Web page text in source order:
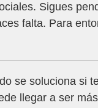
Sigues
falta. Para
se soluciona si
llegar a ser